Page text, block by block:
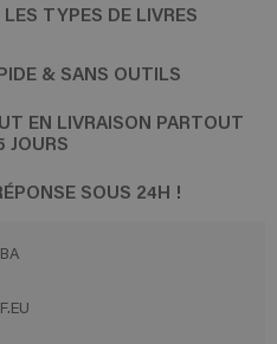
TYPES DE LIVRES
& SANS OUTILS
EN LIVRAISON PARTOUT
JOURS
SOUS 24H !